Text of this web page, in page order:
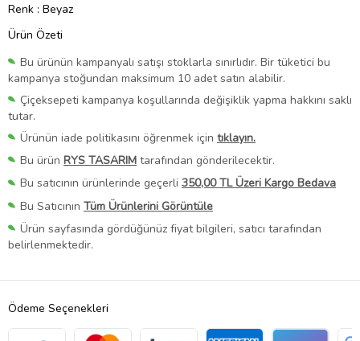
Renk : Beyaz
Ürün Özeti
Bu ürünün kampanyalı satışı stoklarla sınırlıdır. Bir tüketici bu
kampanya stoğundan maksimum 10 adet satın alabilir.
Çiçeksepeti kampanya koşullarında değişiklik yapma hakkını saklı
tutar.
Ürünün iade politikasını öğrenmek için tıklayın.
Bu ürün RYS TASARIM tarafından gönderilecektir.
Bu satıcının ürünlerinde geçerli 350,00 TL Üzeri Kargo Bedava
Bu Satıcının Tüm Ürünlerini Görüntüle
Ürün sayfasında gördüğünüz fiyat bilgileri, satıcı tarafından
belirlenmektedir.
Ödeme Seçenekleri